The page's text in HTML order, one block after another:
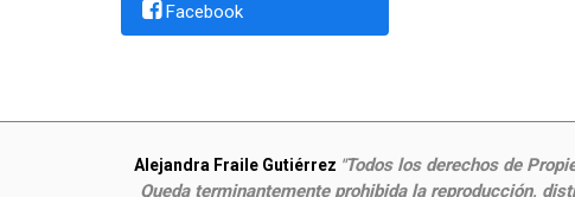
Facebook
Alejandra Fraile Gutiérrez "Todos los derechos de
Queda terminantemente prohibida la reproducción,